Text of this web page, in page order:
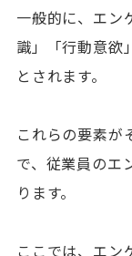
一般的に、エン
識」「行動意欲
とされます。
これらの要素が
で、従業員のエ
ります。
ここでは、エン